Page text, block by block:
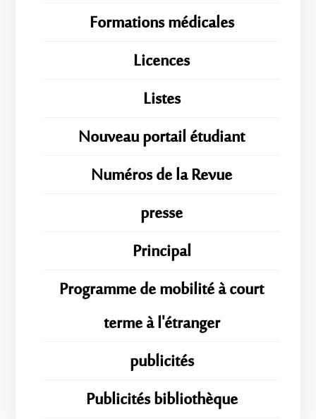
Formations médicales
Licences
Listes
Nouveau portail étudiant
Numéros de la Revue
presse
Principal
Programme de mobilité à court
terme à l'étranger
publicités
Publicités bibliothèque